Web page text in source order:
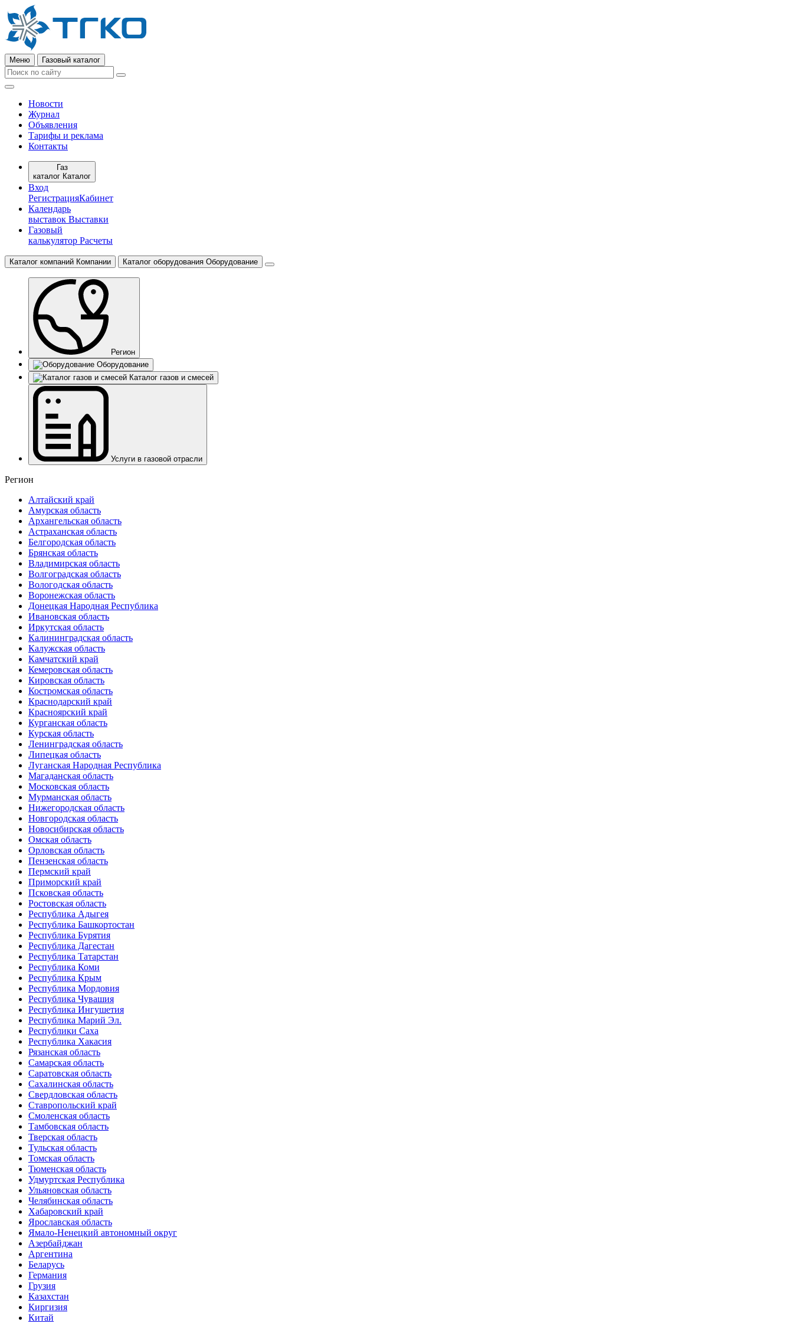
Меню Газовый каталог
Новости
Журнал
Объявления
Тарифы и реклама
Контакты
Газ
каталог Каталог
Вход
РегистрацияКабинет
Календарь
выставок Выставки
Газовый
калькулятор Расчеты
Каталог компаний Компании Каталог оборудования Оборудование
Регион
Оборудование
Каталог газов и смесей
Услуги в газовой отрасли
Регион
Алтайский край
Амурская область
Архангельская область
Астраханская область
Белгородская область
Брянская область
Владимирская область
Волгоградская область
Вологодская область
Воронежская область
Донецкая Народная Республика
Ивановская область
Иркутская область
Калининградская область
Калужская область
Камчатский край
Кемеровская область
Кировская область
Костромская область
Краснодарский край
Красноярский край
Курганская область
Курская область
Ленинградская область
Липецкая область
Луганская Народная Республика
Магаданская область
Московская область
Мурманская область
Нижегородская область
Новгородская область
Новосибирская область
Омская область
Орловская область
Пензенская область
Пермский край
Приморский край
Псковская область
Ростовская область
Республика Адыгея
Республика Башкортостан
Республика Бурятия
Республика Дагестан
Республика Татарстан
Республика Коми
Республика Крым
Республика Мордовия
Республика Чувашия
Республика Ингушетия
Республика Марий Эл.
Республики Саха
Республика Хакасия
Рязанская область
Самарская область
Саратовская область
Сахалинская область
Свердловская область
Ставропольский край
Смоленская область
Тамбовская область
Тверская область
Тульская область
Томская область
Тюменская область
Удмуртская Республика
Ульяновская область
Челябинская область
Хабаровский край
Ярославская область
Ямало-Ненецкий автономный округ
Азербайджан
Аргентина
Беларусь
Германия
Грузия
Казахстан
Киргизия
Китай